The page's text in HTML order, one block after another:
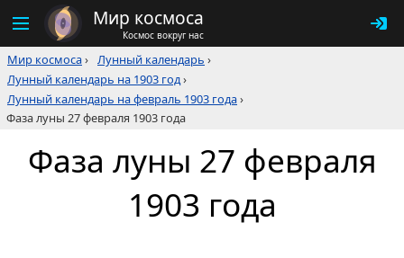
Мир космоса
Космос вокруг нас
Мир космоса› Лунный календарь ›
Лунный календарь на 1903 год›
Лунный календарь на февраль 1903 года›
Фаза луны 27 февраля 1903 года
Фаза луны 27 февраля
1903 года